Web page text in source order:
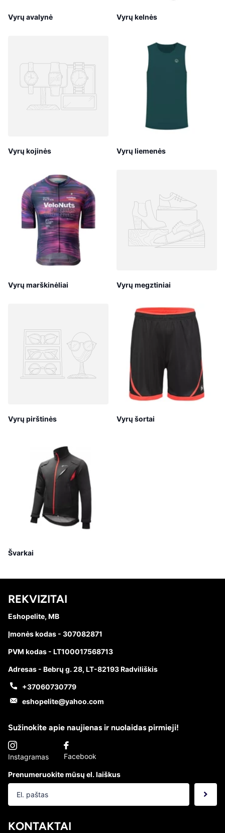
Vyrų avalynė Vyrų kelnės
Vyrų kojinės Vyrų liemenės
Vyrų marškinėliai Vyrų megztiniai
Vyrų pirštinės Vyrų šortai
Švarkai
Sužinokite apie naujienas ir nuolaidas pirmieji!
Instagramas Facebook
Prenumeruokite mūsų el. laiškus
KONTAKTAI
REKVIZITAI
Eshopelite, MB
Įmonės kodas - 307082871
PVM kodas - LT100017568713
Adresas - Bebrų g. 28, LT-82193 Radviliškis
+37060730779
eshopelite@yahoo.com